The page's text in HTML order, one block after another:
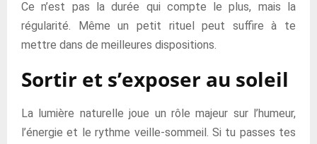
Ce n’est pas la durée qui compte le plus, mais la
régularité. Même un petit rituel peut suffire à te
mettre dans de meilleures dispositions.
Sortir et s’exposer au soleil
La lumière naturelle joue un rôle majeur sur l’humeur,
l’énergie et le rythme veille-sommeil. Si tu passes tes